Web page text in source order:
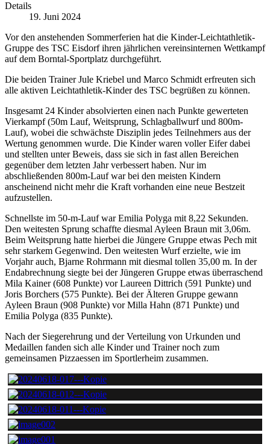
Details
19. Juni 2024
Vor den anstehenden Sommerferien hat die Kinder-Leichtathletik-
Gruppe des TSC Eisdorf ihren jährlichen vereinsinternen Wettkampf
auf dem Borntal-Sportplatz durchgeführt.
Die beiden Trainer Jule Kriebel und Marco Schmidt erfreuten sich
alle aktiven Leichtathletik-Kinder des TSC begrüßen zu können.
Insgesamt 24 Kinder absolvierten einen nach Punkte gewerteten
Vierkampf (50m Lauf, Weitsprung, Schlagballwurf und 800m-
Lauf), wobei die schwächste Disziplin jedes Teilnehmers aus der
Wertung genommen wurde. Die Kinder waren voller Eifer dabei
und stellten unter Beweis, dass sie sich in fast allen Bereichen
gegenüber dem letzten Jahr verbessert haben. Nur im
abschließenden 800m-Lauf war bei den meisten Kindern
anscheinend nicht mehr die Kraft vorhanden eine neue Bestzeit
aufzustellen.
Schnellste im 50-m-Lauf war Emilia Polyga mit 8,22 Sekunden.
Den weitesten Sprung schaffte diesmal Ayleen Braun mit 3,06m.
Beim Weitsprung hatte hierbei die Jüngere Gruppe etwas Pech mit
sehr starkem Gegenwind. Den weitesten Wurf erzielte, wie im
Vorjahr auch, Bjarne Rohrmann mit diesmal tollen 35,00 m. In der
Endabrechnung siegte bei der Jüngeren Gruppe etwas überraschend
Mila Kainer (608 Punkte) vor Laureen Dittrich (591 Punkte) und
Joris Borchers (575 Punkte). Bei der Älteren Gruppe gewann
Ayleen Braun (908 Punkte) vor Milla Hahn (871 Punkte) und
Emilia Polyga (835 Punkte).
Nach der Siegerehrung und der Verteilung von Urkunden und
Medaillen fanden sich alle Kinder und Trainer noch zum
gemeinsamen Pizzaessen im Sportlerheim zusammen.